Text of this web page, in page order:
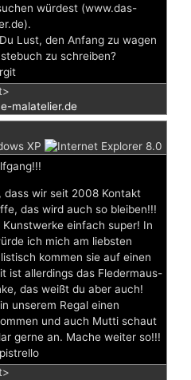
würdest (www.das-
Lust, den Anfang zu wagen
zu schreiben?
malatelier.de
dass wir seit 2008 Kontakt
das wird auch so bleiben!!!
einfach super! In
ich mich am liebsten
kommen sie auf einen
ist allerdings das Fledermaus-
das weißt du aber auch!
unserem Regal einen
und auch Mutti schaut
gerne an. Mache weiter so!!!